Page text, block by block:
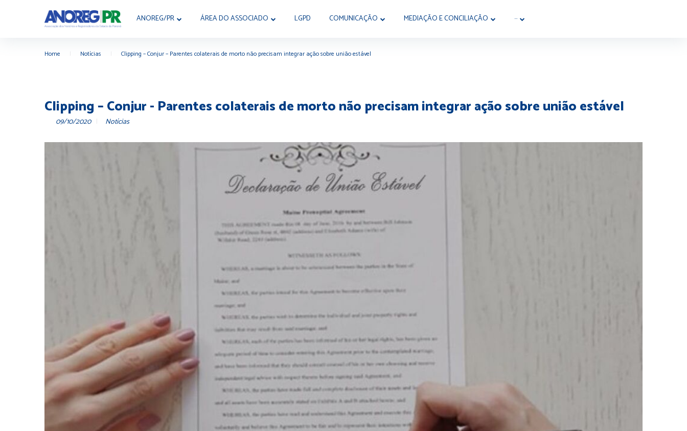
ANOREG/PR ÁREA DO ASSOCIADO LGPD COMUNICAÇÃO MEDIAÇÃO E CONCILIAÇÃO ···
Home Notícias Clipping – Conjur – Parentes colaterais de morto não precisam integrar ação sobre união estável
Clipping – Conjur - Parentes colaterais de morto não precisam integrar ação sobre união estável
09/10/2020 Notícias